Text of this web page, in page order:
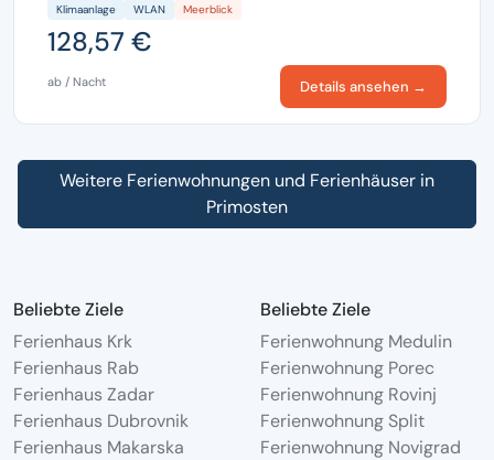
Klimaanlage WLAN Meerblick
128,57 €
ab / Nacht Details ansehen →
Weitere Ferienwohnungen und Ferienhäuser in
Primosten
Beliebte Ziele
Ferienhaus Krk
Ferienhaus Rab
Ferienhaus Zadar
Ferienhaus Dubrovnik
Ferienhaus Makarska
Beliebte Ziele
Ferienwohnung Medulin
Ferienwohnung Porec
Ferienwohnung Rovinj
Ferienwohnung Split
Ferienwohnung Novigrad